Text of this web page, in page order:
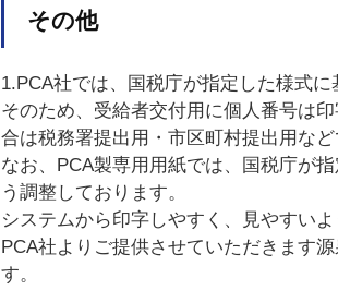
その他
1.PCA社では、国税庁が指定した様式
そのため、受給者交付用に個人番号は
合は税務署提出用・市区町村提出用など
なお、PCA製専用用紙では、国税庁が
う調整しております。
システムから印字しやすく、見やすい
PCA社よりご提供させていただきます
す。